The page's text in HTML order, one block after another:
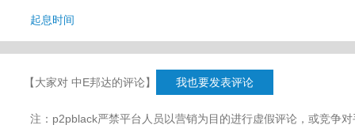
起息时间
【大家对 中E邦达的评论】 我也要发表评论
注：p2pblack严禁平台人员以营销为目的进行虚假评论，或竞争